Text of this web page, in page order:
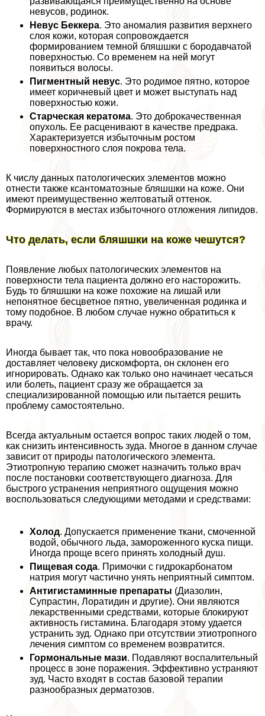
невусов, родинок.
Невус Беккера. Это аномалия развития верхнего
слоя кожи, которая сопровождается
формированием темной бляшшки с бородавчатой
поверхностью. Со временем на ней могут
появиться волосы.
Пигментный невус. Это родимое пятно, которое
имеет коричневый цвет и может выступать над
поверхностью кожи.
Старческая кератома. Это доброкачественная
опухоль. Ее расценивают в качестве предpaка.
Хаpaктеризуется избыточным ростом
поверхностного слоя покрова тела.
К числу данных патологических элементов можно
отнести также ксантоматозные бляшшки на коже. Они
имеют преимущественно желтоватый оттенок.
Формируются в местах избыточного отложения липидов.
Что делать, если бляшшки на коже чешутся?
Появление любых патологических элементов на
поверхности тела пациента должно его насторожить.
Будь то бляшшки на коже похожие на лишай или
непонятное бесцветное пятно, увеличенная родинка и
тому подобное. В любом случае нужно обратиться к
врачу.
Иногда бывает так, что пока новообразование не
доставляет человеку дискомфорта, он склонен его
игнорировать. Однако как только оно начинает чесаться
или болеть, пациент сразу же обращается за
специализированной помощью или пытается решить
проблему самостоятельно.
Всегда актуальным остается вопрос таких людей о том,
как снизить интенсивность зуда. Многое в данном случае
зависит от природы патологического элемента.
Этиотропную терапию сможет назначить только врач
после постановки соответствующего диагноза. Для
быстрого устранения неприятного ощущения можно
воспользоваться следующими методами и средствами:
Холод. Допускается применение ткани, смоченной
водой, обычного льда, замороженного куска пищи.
Иногда проще всего принять холодный душ.
Пищевая сода. Примочки с гидрокарбонатом
натрия могут частично унять неприятный симптом.
Антигистаминные препараты (Диазолин,
Супрастин, Лоратидин и другие). Они являются
лекарственными средствами, которые блокируют
активность гистамина. Благодаря этому удается
устранить зуд. Однако при отсутствии этиотропного
лечения симптом со временем возвратится.
Гормональные мази. Подавляют воспалительный
процесс в зоне поражения. Эффективно устраняют
зуд. Часто входят в состав базовой терапии
разнообразных дерматозов.